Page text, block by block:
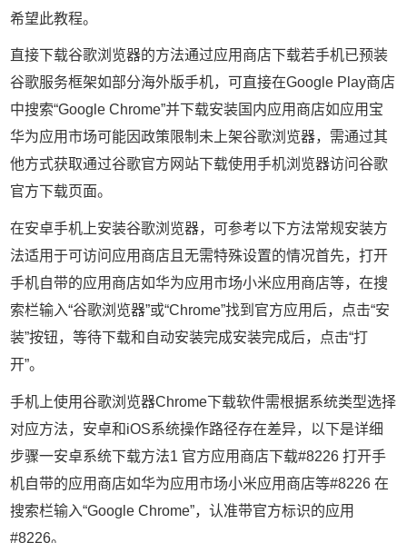
希望此教程。
直接下载谷歌浏览器的方法通过应用商店下载若手机已预装
谷歌服务框架如部分海外版手机，可直接在Google Play商店
中搜索“Google Chrome”并下载安装国内应用商店如应用宝
华为应用市场可能因政策限制未上架谷歌浏览器，需通过其
他方式获取通过谷歌官方网站下载使用手机浏览器访问谷歌
官方下载页面。
在安卓手机上安装谷歌浏览器，可参考以下方法常规安装方
法适用于可访问应用商店且无需特殊设置的情况首先，打开
手机自带的应用商店如华为应用市场小米应用商店等，在搜
索栏输入“谷歌浏览器”或“Chrome”找到官方应用后，点击“安
装”按钮，等待下载和自动安装完成安装完成后，点击“打
开”。
手机上使用谷歌浏览器Chrome下载软件需根据系统类型选择
对应方法，安卓和iOS系统操作路径存在差异，以下是详细
步骤一安卓系统下载方法1 官方应用商店下载#8226 打开手
机自带的应用商店如华为应用市场小米应用商店等#8226 在
搜索栏输入“Google Chrome”，认准带官方标识的应用
#8226。